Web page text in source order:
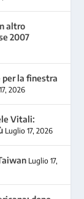
altro
2007
la finestra
2026
Vitali:
Luglio 17, 2026
Luglio 17,